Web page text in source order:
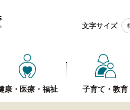
文字サイズ
康・医療・福祉 子育て・教育